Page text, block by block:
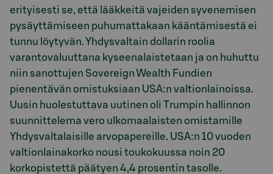
erityisesti se, että lääkkeitä vajeiden syvenemisen
pysäyttämiseen puhumattakaan kääntämisestä ei
tunnu löytyvän. Yhdysvaltain dollarin roolia
varantovaluuttana kyseenalaistetaan ja on huhuttu
niin sanottujen Sovereign Wealth Fundien
pienentävän omistuksiaan USA:n valtionlainoissa.
Uusin huolestuttava uutinen oli Trumpin hallinnon
suunnittelema vero ulkomaalaisten omistamille
Yhdysvaltalaisille arvopapereille. USA:n 10 vuoden
valtionlainakorko nousi toukokuussa noin 20
korkopistettä päätyen 4,4 prosentin tasolle.